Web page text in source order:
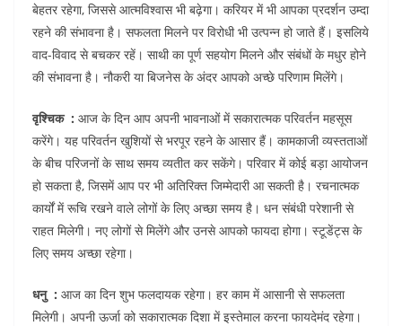
बेहतर रहेगा, जिससे आत्मविश्वास भी बढ़ेगा। करियर में भी आपका प्रदर्शन उम्दा
रहने की संभावना है। सफलता मिलने पर विरोधी भी उत्पन्न हो जाते हैं। इसलिये
वाद-विवाद से बचकर रहें। साथी का पूर्ण सहयोग मिलने और संबंधों के मधुर होने
की संभावना है। नौकरी या बिजनेस के अंदर आपको अच्छे परिणाम मिलेंगे।
वृश्चिक : आज के दिन आप अपनी भावनाओं में सकारात्मक परिवर्तन महसूस
करेंगे। यह परिवर्तन खुशियों से भरपूर रहने के आसार हैं। कामकाजी व्यस्तताओं
के बीच परिजनों के साथ समय व्यतीत कर सकेंगे। परिवार में कोई बड़ा आयोजन
हो सकता है, जिसमें आप पर भी अतिरिक्त जिम्मेदारी आ सकती है। रचनात्मक
कार्यों में रूचि रखने वाले लोगों के लिए अच्छा समय है। धन संबंधी परेशानी से
राहत मिलेगी। नए लोगों से मिलेंगे और उनसे आपको फायदा होगा। स्टूडेंट्स के
लिए समय अच्छा रहेगा।
धनु : आज का दिन शुभ फलदायक रहेगा। हर काम में आसानी से सफलता
मिलेगी। अपनी ऊर्जा को सकारात्मक दिशा में इस्तेमाल करना फायदेमंद रहेगा।